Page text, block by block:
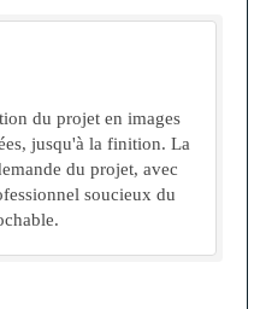
du projet en images
jusqu'à la finition. La
du projet, avec
soucieux du